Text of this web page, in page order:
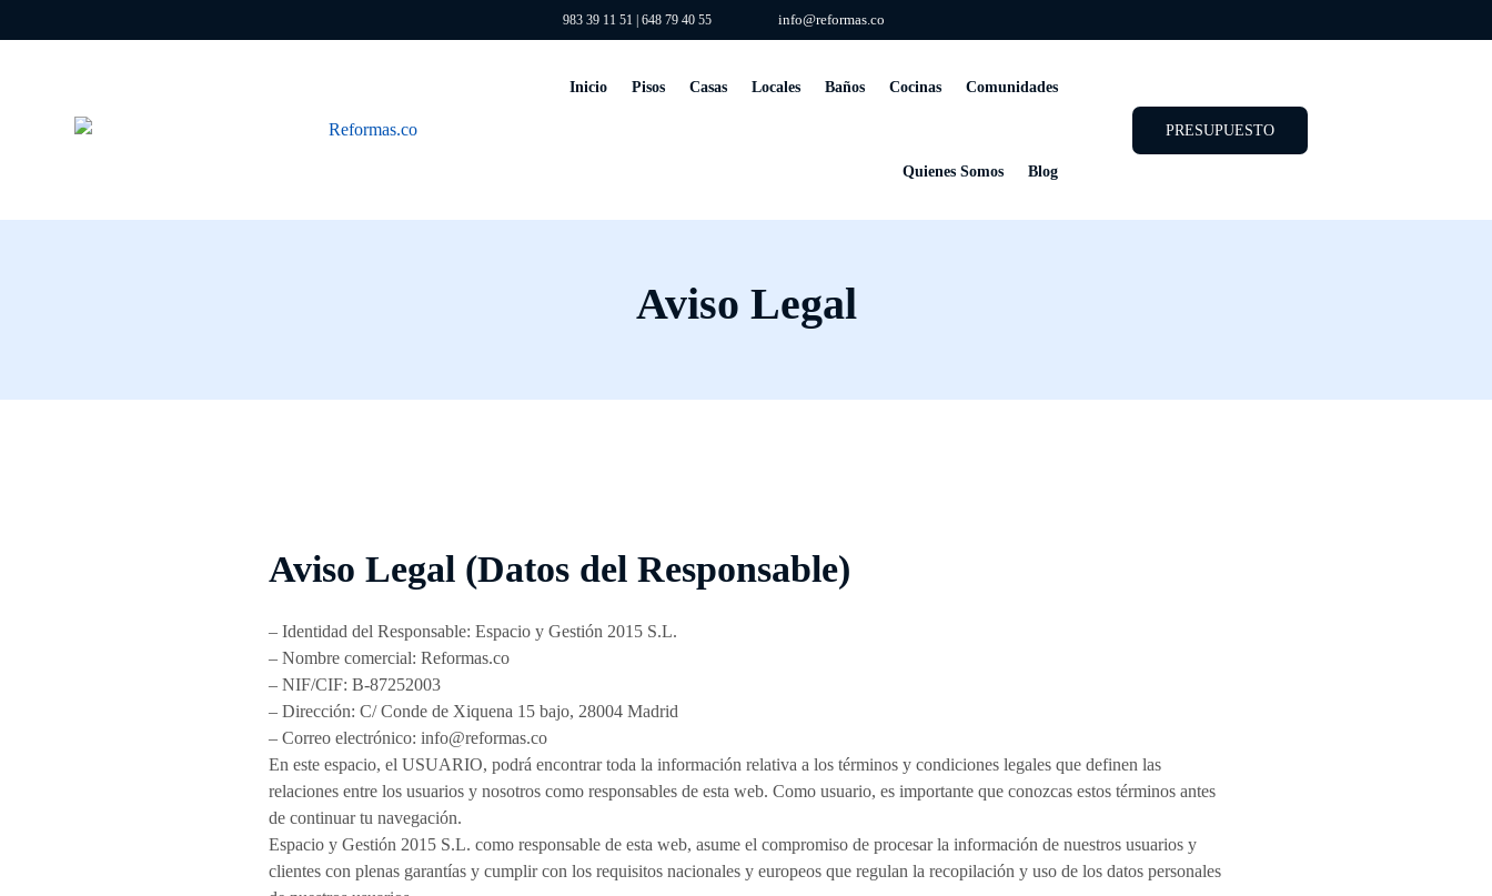
983 39 11 51 |648 79 40 55 info@reformas.co
Inicio Pisos Casas Locales Baños Cocinas Comunidades
Quienes Somos Blog
PRESUPUESTO
Aviso Legal
Aviso Legal (Datos del Responsable)
– Identidad del Responsable: Espacio y Gestión 2015 S.L.
– Nombre comercial: Reformas.co
– NIF/CIF: B-87252003
– Dirección: C/ Conde de Xiquena 15 bajo, 28004 Madrid
– Correo electrónico: info@reformas.co
En este espacio, el USUARIO, podrá encontrar toda la información relativa a los términos y condiciones legales que definen las
relaciones entre los usuarios y nosotros como responsables de esta web. Como usuario, es importante que conozcas estos términos antes
de continuar tu navegación.
Espacio y Gestión 2015 S.L. como responsable de esta web, asume el compromiso de procesar la información de nuestros usuarios y
clientes con plenas garantías y cumplir con los requisitos nacionales y europeos que regulan la recopilación y uso de los datos personales